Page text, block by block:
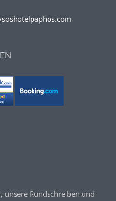
unsere Rundschreiben und